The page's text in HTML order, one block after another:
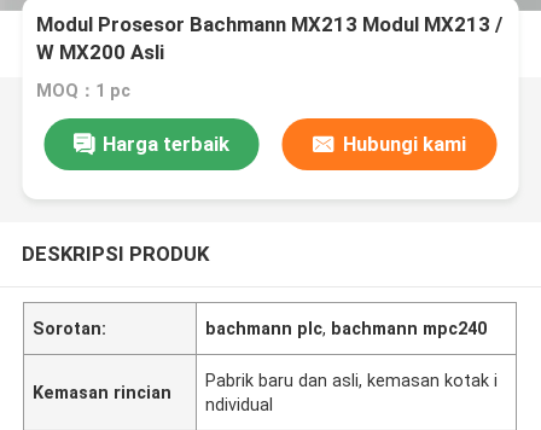
Modul Prosesor Bachmann MX213 Modul MX213 /
W MX200 Asli
MOQ：1 pc
Harga terbaik Hubungi kami
DESKRIPSI PRODUK
Sorotan: bachmann plc, bachmann mpc240
Kemasan rincian
Pabrik baru dan asli, kemasan kotak i
ndividual